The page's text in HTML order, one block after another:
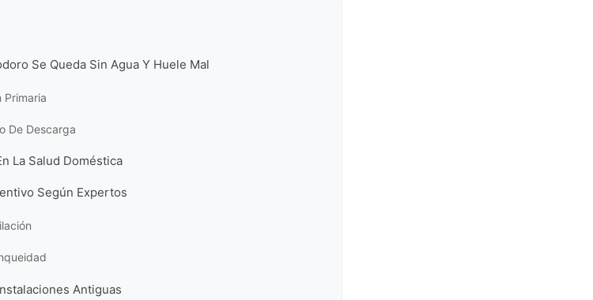
Se Queda Sin Agua Y Huele Mal
Primaria
De Descarga
La Salud Doméstica
Según Expertos
Antiguas